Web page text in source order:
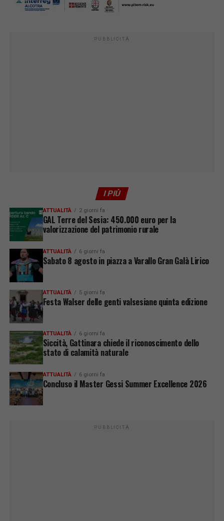
PUBBLICITÀ
I PIÙ
ATTUALITÀ 2 giorni fa
GAL Terre del Sesia: 450.000 euro per la
valorizzazione del patrimonio rurale
ATTUALITÀ 6 giorni fa
Sabato 8 agosto in piazza a Varallo Gran Galà Lirico
ATTUALITÀ 5 giorni fa
Festa Walser delle genti valsesiane quinta edizione
ATTUALITÀ 6 giorni fa
Siccità, Gattinara chiede il riconoscimento dello
stato di calamità naturale
ATTUALITÀ 6 giorni fa
Concluso il Master Gessi Summer Excellence 2026
PUBBLICITÀ